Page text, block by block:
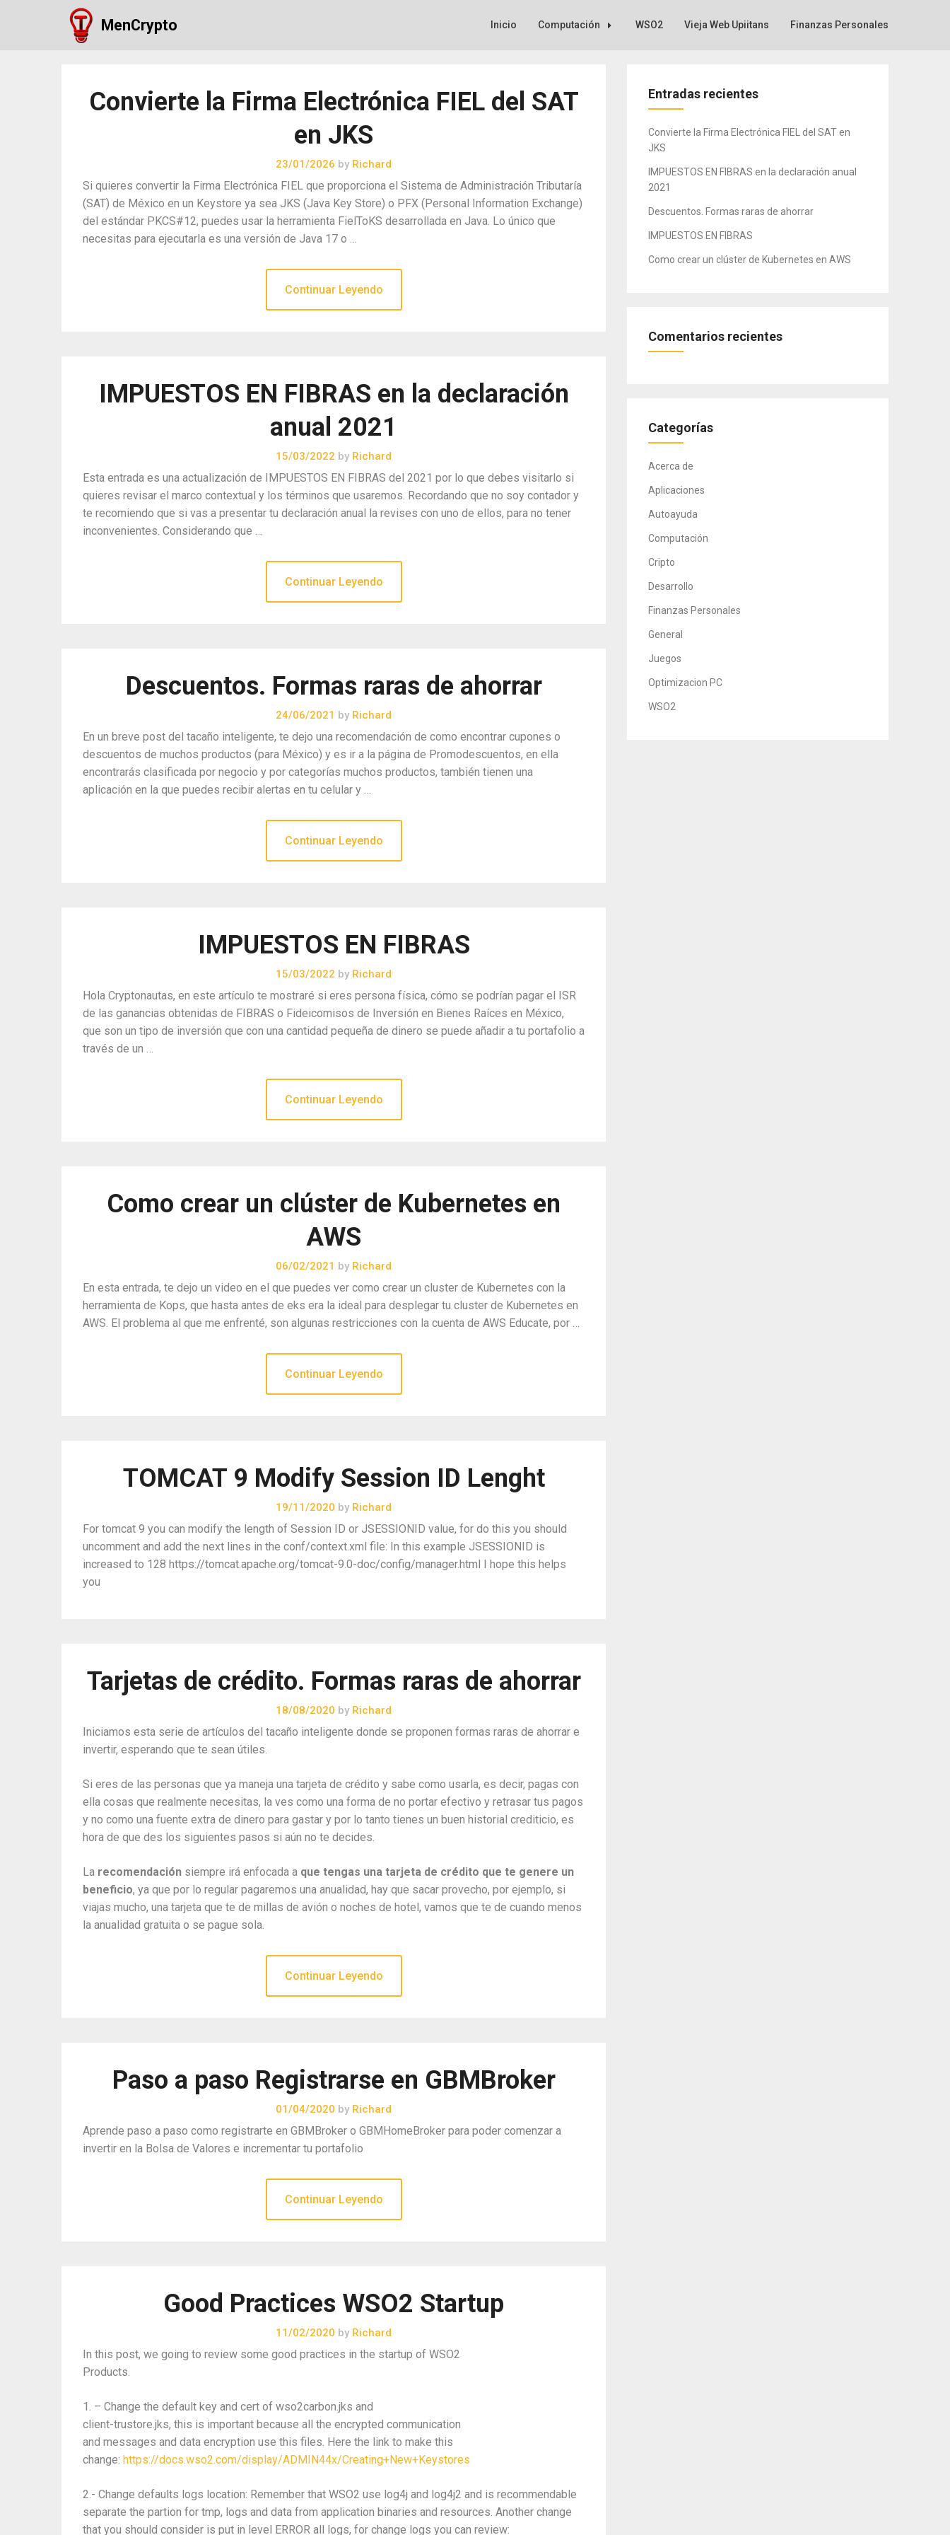
MenCrypto Inicio Computación WSO2 Vieja Web Upiitans Finanzas Personales
Convierte la Firma Electrónica FIEL del SAT
en JKS
23/01/2026 by Richard
Si quieres convertir la Firma Electrónica FIEL que proporciona el Sistema de Administración Tributaría
(SAT) de México en un Keystore ya sea JKS (Java Key Store) o PFX (Personal Information Exchange)
del estándar PKCS#12, puedes usar la herramienta FielToKS desarrollada en Java. Lo único que
necesitas para ejecutarla es una versión de Java 17 o …
Continuar Leyendo
IMPUESTOS EN FIBRAS en la declaración
anual 2021
15/03/2022 by Richard
Esta entrada es una actualización de IMPUESTOS EN FIBRAS del 2021 por lo que debes visitarlo si
quieres revisar el marco contextual y los términos que usaremos. Recordando que no soy contador y
te recomiendo que si vas a presentar tu declaración anual la revises con uno de ellos, para no tener
inconvenientes. Considerando que …
Continuar Leyendo
Descuentos. Formas raras de ahorrar
24/06/2021 by Richard
En un breve post del tacaño inteligente, te dejo una recomendación de como encontrar cupones o
descuentos de muchos productos (para México) y es ir a la página de Promodescuentos, en ella
encontrarás clasificada por negocio y por categorías muchos productos, también tienen una
aplicación en la que puedes recibir alertas en tu celular y …
Continuar Leyendo
IMPUESTOS EN FIBRAS
15/03/2022 by Richard
Hola Cryptonautas, en este artículo te mostraré si eres persona física, cómo se podrían pagar el ISR
de las ganancias obtenidas de FIBRAS o Fideicomisos de Inversión en Bienes Raíces en México,
que son un tipo de inversión que con una cantidad pequeña de dinero se puede añadir a tu portafolio a
través de un …
Continuar Leyendo
Como crear un clúster de Kubernetes en
AWS
06/02/2021 by Richard
En esta entrada, te dejo un video en el que puedes ver como crear un cluster de Kubernetes con la
herramienta de Kops, que hasta antes de eks era la ideal para desplegar tu cluster de Kubernetes en
AWS. El problema al que me enfrenté, son algunas restricciones con la cuenta de AWS Educate, por …
Continuar Leyendo
TOMCAT 9 Modify Session ID Lenght
19/11/2020 by Richard
For tomcat 9 you can modify the length of Session ID or JSESSIONID value, for do this you should
uncomment and add the next lines in the conf/context.xml file: In this example JSESSIONID is
increased to 128 https://tomcat.apache.org/tomcat-9.0-doc/config/manager.html I hope this helps
you
Tarjetas de crédito. Formas raras de ahorrar
18/08/2020 by Richard
Iniciamos esta serie de artículos del tacaño inteligente donde se proponen formas raras de ahorrar e
invertir, esperando que te sean útiles.
Si eres de las personas que ya maneja una tarjeta de crédito y sabe como usarla, es decir, pagas con
ella cosas que realmente necesitas, la ves como una forma de no portar efectivo y retrasar tus pagos
y no como una fuente extra de dinero para gastar y por lo tanto tienes un buen historial crediticio, es
hora de que des los siguientes pasos si aún no te decides.
La recomendación siempre irá enfocada a que tengas una tarjeta de crédito que te genere un
beneficio, ya que por lo regular pagaremos una anualidad, hay que sacar provecho, por ejemplo, si
viajas mucho, una tarjeta que te de millas de avión o noches de hotel, vamos que te de cuando menos
la anualidad gratuita o se pague sola.
Continuar Leyendo
Paso a paso Registrarse en GBMBroker
01/04/2020 by Richard
Aprende paso a paso como registrarte en GBMBroker o GBMHomeBroker para poder comenzar a
invertir en la Bolsa de Valores e incrementar tu portafolio
Continuar Leyendo
Good Practices WSO2 Startup
11/02/2020 by Richard
In this post, we going to review some good practices in the startup of WSO2
Products.
1. – Change the default key and cert of wso2carbon.jks and
client-trustore.jks, this is important because all the encrypted communication
and messages and data encryption use this files. Here the link to make this
change: https://docs.wso2.com/display/ADMIN44x/Creating+New+Keystores
2.- Change defaults logs location: Remember that WSO2 use log4j and log4j2 and is recommendable
separate the partion for tmp, logs and data from application binaries and resources. Another change
that you should consider is put in level ERROR all logs, for change logs you can review:
Entradas recientes
Convierte la Firma Electrónica FIEL del SAT en
JKS
IMPUESTOS EN FIBRAS en la declaración anual
2021
Descuentos. Formas raras de ahorrar
IMPUESTOS EN FIBRAS
Como crear un clúster de Kubernetes en AWS
Comentarios recientes
Categorías
Acerca de
Aplicaciones
Autoayuda
Computación
Cripto
Desarrollo
Finanzas Personales
General
Juegos
Optimizacion PC
WSO2